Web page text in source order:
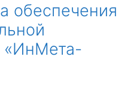
обеспечения
«ИнМета-